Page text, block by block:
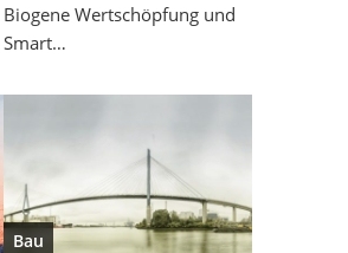
Biogene Wertschöpfung und
Smart…
Bau